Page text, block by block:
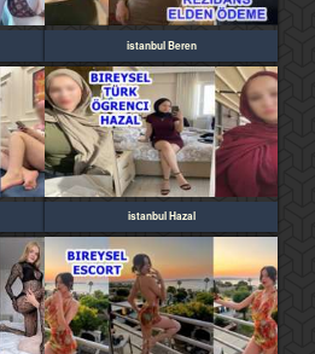
istanbul Beren
istanbul Hazal